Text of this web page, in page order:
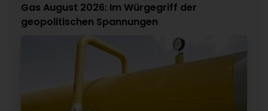
Gas August 2026: Im Würgegriff der
geopolitischen Spannungen